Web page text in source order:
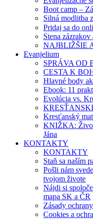
Boot camp –
Silná modlitba
Pridaj sa do
Stena zázrakov
NAJBLIŽŠIE
Evanjelium
SPRÁVA OD
CESTA K
Hlavné body
Ebook: 11
Evolúcia vs.
Kresťanský
KNIŽKA:
Jána
KONTAKTY
KONTAKTY
Staň sa naším
Pošli nám
tvojom živote
Nájdi si
mapa SK a ČR
Zásady
Cookies a